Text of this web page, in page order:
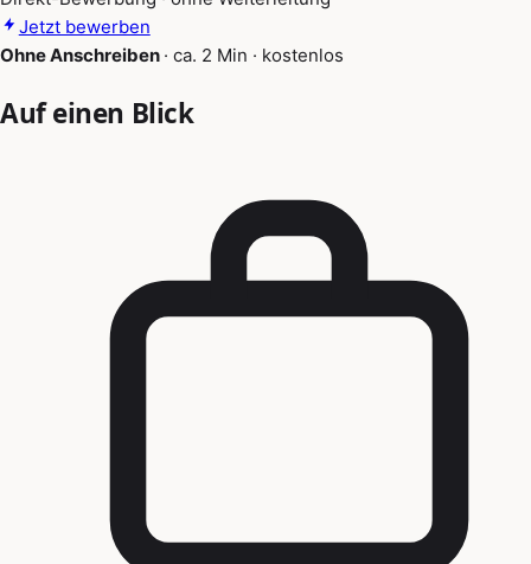
Jetzt bewerben
Ohne Anschreiben · ca. 2 Min · kostenlos
Auf einen Blick